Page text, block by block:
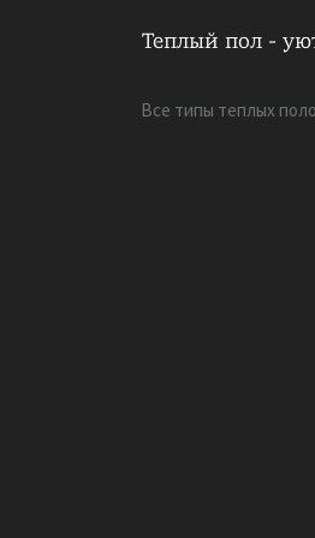
Все типы теплых